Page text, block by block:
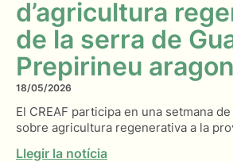
d’agricultura
de la serra de
Prepirineu
18/05/2026
El CREAF participa en una setmana
sobre agricultura regenerativa a la
Llegir la notícia